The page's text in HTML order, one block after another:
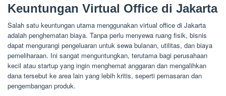
Keuntungan Virtual Office di Jakarta
Salah satu keuntungan utama menggunakan virtual office di Jakarta
adalah penghematan biaya. Tanpa perlu menyewa ruang fisik, bisnis
dapat mengurangi pengeluaran untuk sewa bulanan, utilitas, dan biaya
pemeliharaan. Ini sangat menguntungkan, terutama bagi perusahaan
kecil atau startup yang ingin menghemat anggaran dan mengalihkan
dana tersebut ke area lain yang lebih kritis, seperti pemasaran dan
pengembangan produk.